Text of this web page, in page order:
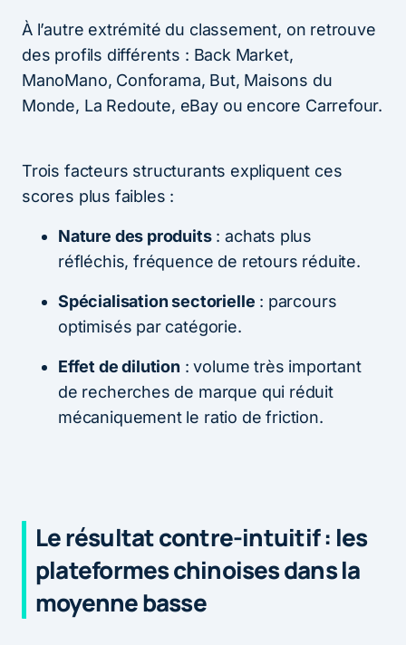
À l’autre extrémité du classement, on retrouve
des profils différents : Back Market,
ManoMano, Conforama, But, Maisons du
Monde, La Redoute, eBay ou encore Carrefour.
Trois facteurs structurants expliquent ces
scores plus faibles :
Nature des produits: achats plus
réfléchis, fréquence de retours réduite.
Spécialisation sectorielle : parcours
optimisés par catégorie.
Effet de dilution : volume très important
de recherches de marque qui réduit
mécaniquement le ratio de friction.
Le résultat contre-intuitif : les
plateformes chinoises dans la
moyenne basse